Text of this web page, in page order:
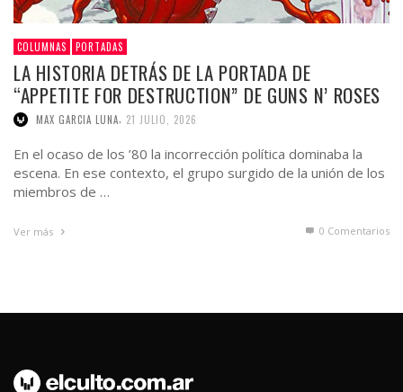
COLUMNAS PORTADAS
LA HISTORIA DETRÁS DE LA PORTADA DE
“APPETITE FOR DESTRUCTION” DE GUNS N’ ROSES
MAX GARCIA LUNA 21 JULIO, 2026
En el ocaso de los ’80 la incorrección política dominaba la
escena. En ese contexto, el grupo surgido de la unión de los
miembros de …
Ver más 0 Comentarios